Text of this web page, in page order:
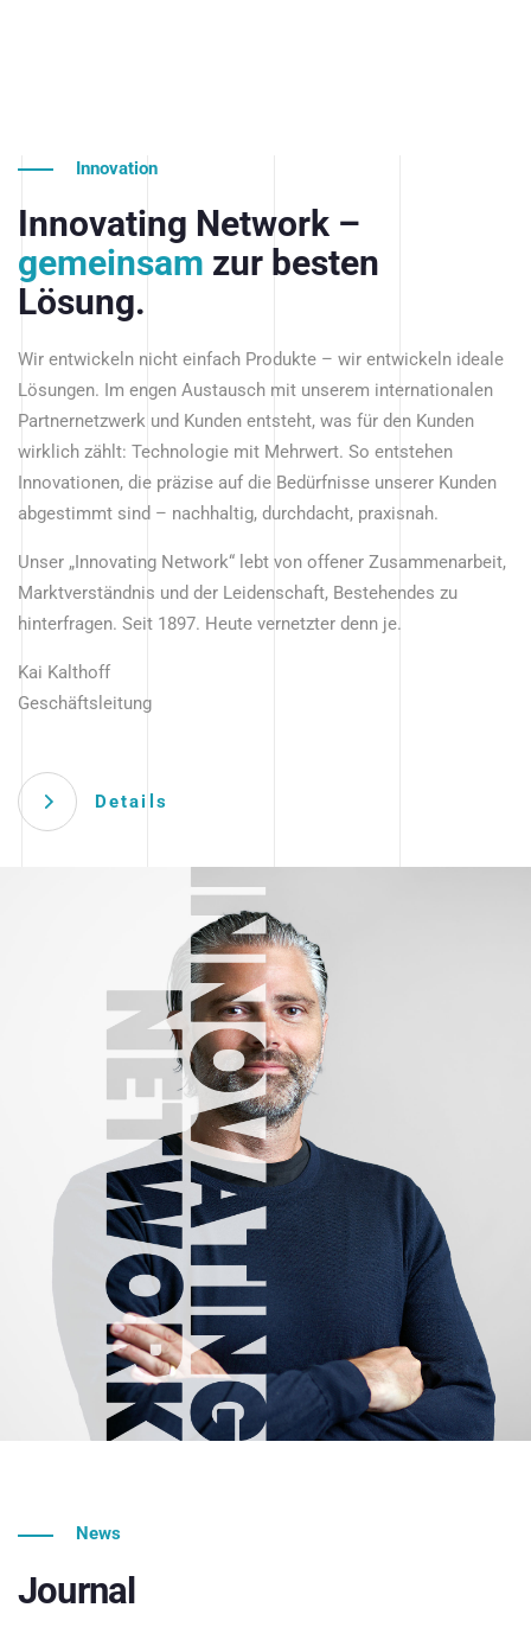
Innovation
Innovating Network –
gemeinsam zur besten
Lösung.
Wir entwickeln nicht einfach Produkte – wir entwickeln ideale
Lösungen. Im engen Austausch mit unserem internationalen
Partnernetzwerk und Kunden entsteht, was für den Kunden
wirklich zählt: Technologie mit Mehrwert. So entstehen
Innovationen, die präzise auf die Bedürfnisse unserer Kunden
abgestimmt sind – nachhaltig, durchdacht, praxisnah.
Unser „Innovating Network“ lebt von offener Zusammenarbeit,
Marktverständnis und der Leidenschaft, Bestehendes zu
hinterfragen. Seit 1897. Heute vernetzter denn je.
Kai Kalthoff
Geschäftsleitung
Details
News
Journal